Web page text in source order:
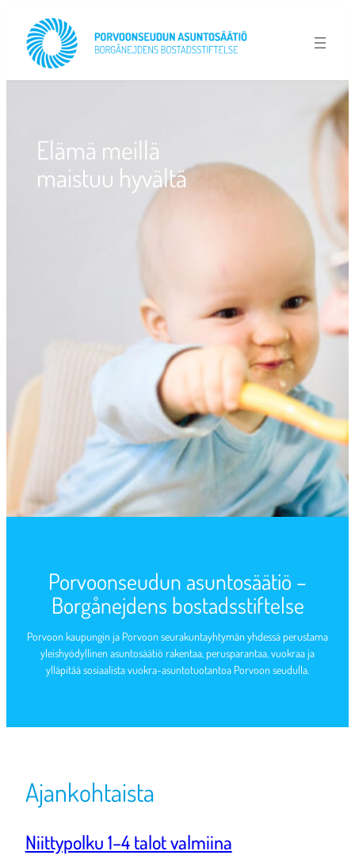
sisältöön
Elämä meillä
maistuu hyvältä
Porvoonseudun asuntosäätiö –
Borgånejdens bostadsstiftelse
Porvoon kaupungin ja Porvoon seurakuntayhtymän yhdessä perustama
yleishyödyllinen asuntosäätiö rakentaa, perusparantaa, vuokraa ja
ylläpitää sosiaalista vuokra-asuntotuotantoa Porvoon seudulla.
Ajankohtaista
Niittypolku 1–4 talot valmiina